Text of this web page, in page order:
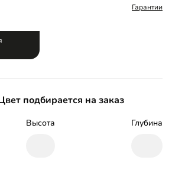
Гарантии
подбирается на заказ
Высота Глубина